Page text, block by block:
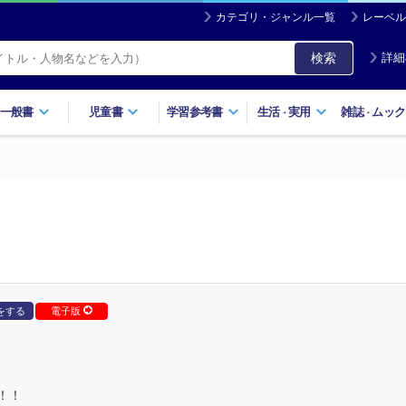
カテゴリ・ジャンル一覧 レーベ
検索 詳
一般書 児童書 学習参考書 生活・実用 雑誌・ ムック
する 電子版
！